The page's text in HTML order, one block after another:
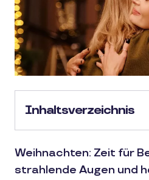
Inhaltsverzeichnis
Weihnachten: Zeit für
strahlende Augen und